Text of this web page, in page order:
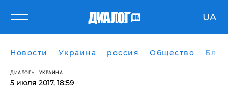
UA
Новости Украина россия Общество
ДИАЛОГ УКРАИНА
5 июля 2017, 18:59